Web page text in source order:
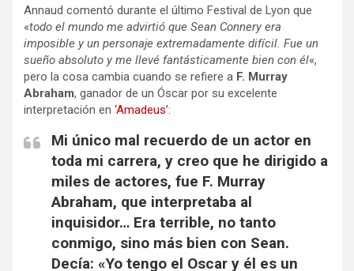
Annaud comentó durante el último Festival de Lyon que
«todo el mundo me advirtió que Sean Connery era
imposible y un personaje extremadamente difícil. Fue un
sueño absoluto y me llevé fantásticamente bien con él«,
pero la cosa cambia cuando se refiere a F. Murray
Abraham, ganador de un Óscar por su excelente
interpretación en ‘Amadeus’:
Mi único mal recuerdo de un actor en
toda mi carrera, y creo que he dirigido a
miles de actores, fue F. Murray
Abraham, que interpretaba al
inquisidor… Era terrible, no tanto
conmigo, sino más bien con Sean.
Decía: «Yo tengo el Oscar y él es un